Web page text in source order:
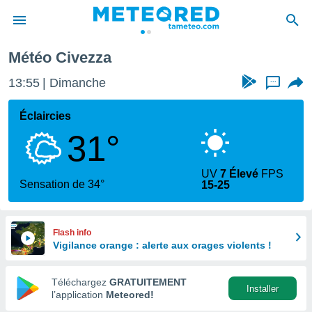
de
Météo Civezza
13:55 Dimanche ...
Éclaircies
31°
Sensation de 34°
UV7 Élevé FPS
15-25
Flash info
Vigilance orange : alerte aux orages violents !
Téléchargez GRATUITEMENT
l’application Meteored!
Installer